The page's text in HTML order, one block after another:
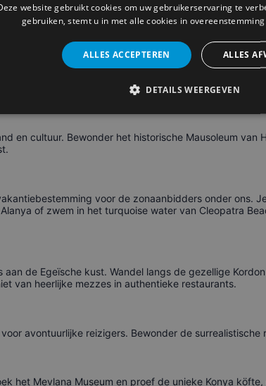
Deze stad ligt namelijk zowel in Azië, als in
Probeer zeker een verse simit met Turkse thee.
de stranden van Lara of Konyaalti en verken het
en cultuur. Bewonder het historische Mausoleum
voor de zonaanbidders onder ons.
of zwem in het turquoise water van Cleopatra
de Egeïsche kust. Wandel langs de gezellige
van heerlijke mezzes in authentieke restaurants.
avontuurlijke reizigers. Bewonder de
het Mevlana Museum en proef de unieke Konya
website gebruikt cookies om uw gebruikerservaring te
gebruiken, stemt u in met alle cookies in
ALLES ACCEPTEREN ALLES
DETAILS WEERGEVEN